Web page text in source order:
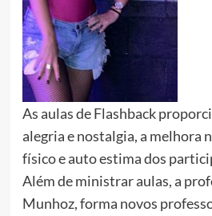
As aulas de Flashback
alegria e nostalgia, a melhora
físico e auto estima dos
Além de ministrar aulas, a
Munhoz, forma novos